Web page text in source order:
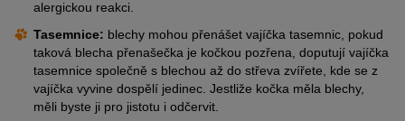
alergickou reakci.
Tasemnice: blechy mohou přenášet vajíčka tasemnic, pokud
taková blecha přenašečka je kočkou pozřena, doputují vajíčka
tasemnice společně s blechou až do střeva zvířete, kde se z
vajíčka vyvine dospělí jedinec. Jestliže kočka měla blechy,
měli byste ji pro jistotu i odčervit.